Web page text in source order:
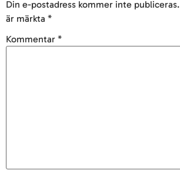
Din e-postadress kommer inte publiceras.
är märkta *
Kommentar *